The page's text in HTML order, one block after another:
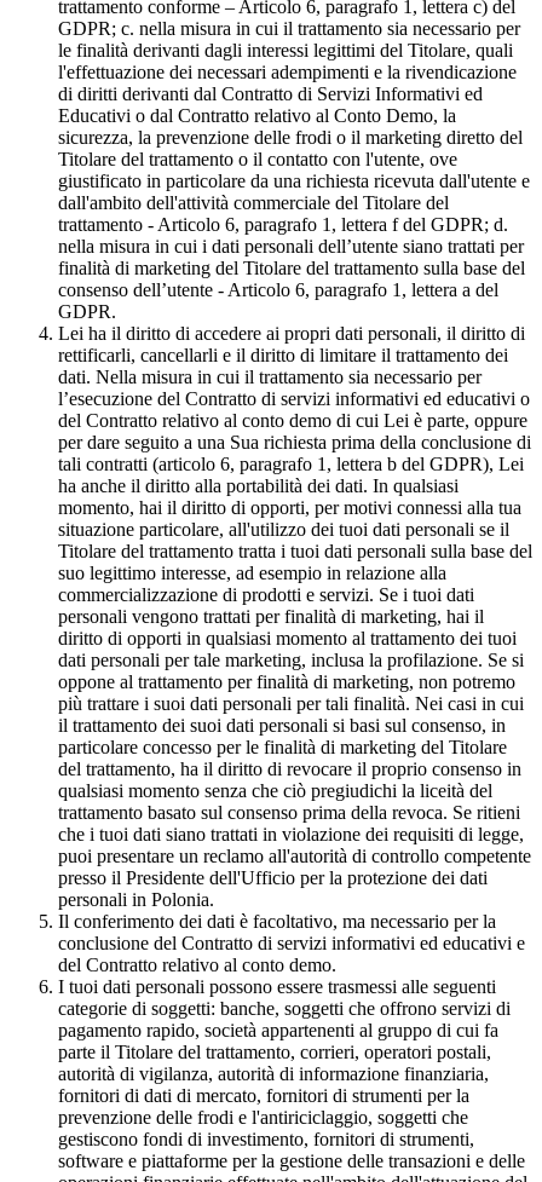
trattamento conforme – Articolo 6, paragrafo 1, lettera c) del
GDPR; c. nella misura in cui il trattamento sia necessario per
le finalità derivanti dagli interessi legittimi del Titolare, quali
l'effettuazione dei necessari adempimenti e la rivendicazione
di diritti derivanti dal Contratto di Servizi Informativi ed
Educativi o dal Contratto relativo al Conto Demo, la
sicurezza, la prevenzione delle frodi o il marketing diretto del
Titolare del trattamento o il contatto con l'utente, ove
giustificato in particolare da una richiesta ricevuta dall'utente e
dall'ambito dell'attività commerciale del Titolare del
trattamento - Articolo 6, paragrafo 1, lettera f del GDPR; d.
nella misura in cui i dati personali dell’utente siano trattati per
finalità di marketing del Titolare del trattamento sulla base del
consenso dell’utente - Articolo 6, paragrafo 1, lettera a del
GDPR.
Lei ha il diritto di accedere ai propri dati personali, il diritto di
rettificarli, cancellarli e il diritto di limitare il trattamento dei
dati. Nella misura in cui il trattamento sia necessario per
l’esecuzione del Contratto di servizi informativi ed educativi o
del Contratto relativo al conto demo di cui Lei è parte, oppure
per dare seguito a una Sua richiesta prima della conclusione di
tali contratti (articolo 6, paragrafo 1, lettera b del GDPR), Lei
ha anche il diritto alla portabilità dei dati. In qualsiasi
momento, hai il diritto di opporti, per motivi connessi alla tua
situazione particolare, all'utilizzo dei tuoi dati personali se il
Titolare del trattamento tratta i tuoi dati personali sulla base del
suo legittimo interesse, ad esempio in relazione alla
commercializzazione di prodotti e servizi. Se i tuoi dati
personali vengono trattati per finalità di marketing, hai il
diritto di opporti in qualsiasi momento al trattamento dei tuoi
dati personali per tale marketing, inclusa la profilazione. Se si
oppone al trattamento per finalità di marketing, non potremo
più trattare i suoi dati personali per tali finalità. Nei casi in cui
il trattamento dei suoi dati personali si basi sul consenso, in
particolare concesso per le finalità di marketing del Titolare
del trattamento, ha il diritto di revocare il proprio consenso in
qualsiasi momento senza che ciò pregiudichi la liceità del
trattamento basato sul consenso prima della revoca. Se ritieni
che i tuoi dati siano trattati in violazione dei requisiti di legge,
puoi presentare un reclamo all'autorità di controllo competente
presso il Presidente dell'Ufficio per la protezione dei dati
personali in Polonia.
Il conferimento dei dati è facoltativo, ma necessario per la
conclusione del Contratto di servizi informativi ed educativi e
del Contratto relativo al conto demo.
I tuoi dati personali possono essere trasmessi alle seguenti
categorie di soggetti: banche, soggetti che offrono servizi di
pagamento rapido, società appartenenti al gruppo di cui fa
parte il Titolare del trattamento, corrieri, operatori postali,
autorità di vigilanza, autorità di informazione finanziaria,
fornitori di dati di mercato, fornitori di strumenti per la
prevenzione delle frodi e l'antiriciclaggio, soggetti che
gestiscono fondi di investimento, fornitori di strumenti,
software e piattaforme per la gestione delle transazioni e delle